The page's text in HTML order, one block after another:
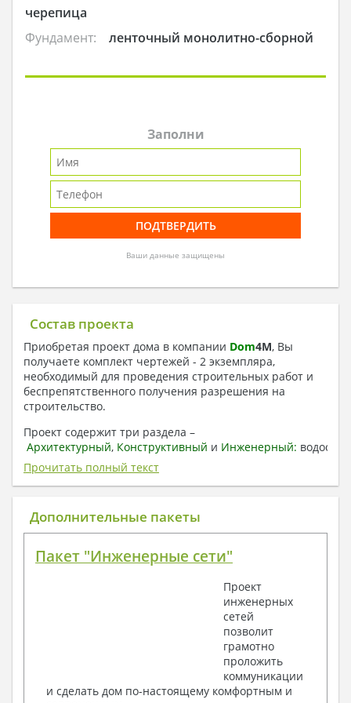
черепица
Фундамент:
ленточный монолитно-сборной
Заполни
Ваши данные защищены
Состав проекта
Приобретая проект дома в компании Dom4M, Вы
получаете комплект чертежей - 2 экземпляра,
необходимый для проведения строительных работ и
беспрепятственного получения разрешения на
строительство.
Проект содержит три раздела –
Архитектурный, Конструктивный и Инженерный:
отопление, вентиляция, канализация,
электроснабжение (приобретается за дополнительную
плату) + Пояснительная записка.
1. Архитектурный раздел:
План координационных осей
Поэтажные маркировочные планы с
Разрезы и состав конструкций
Фасады с ведомостью внешних отделок
Элементы проемов – спецификация
Ведомость перемычек – сечения и
спецификация
Прочитать полный текст
Дополнительные пакеты
Пакет "Инженерные сети"
Проект
инженерных
сетей
позволит
грамотно
проложить
коммуникации
и сделать дом по-настоящему комфортным и